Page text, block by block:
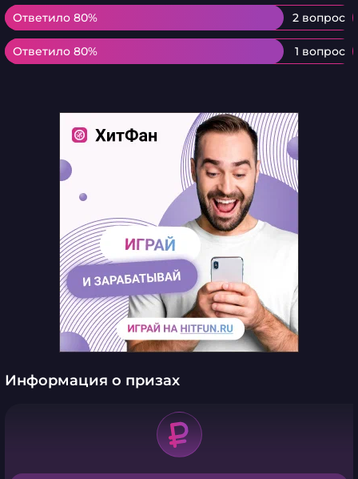
Ответило 80% 2 вопрос
Ответило 80%
Ответило 80% 1 вопрос
Ответило 80%
Информация о призах